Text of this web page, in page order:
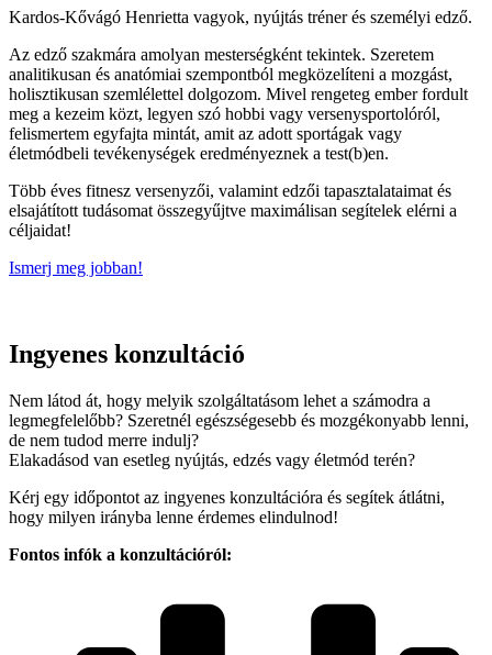
Kardos-Kővágó Henrietta vagyok, nyújtás tréner és személyi edző.
Az edző szakmára amolyan mesterségként tekintek. Szeretem
analitikusan és anatómiai szempontból megközelíteni a mozgást,
holisztikusan szemlélettel dolgozom. Mivel rengeteg ember fordult
meg a kezeim közt, legyen szó hobbi vagy versenysportolóról,
felismertem egyfajta mintát, amit az adott sportágak vagy
életmódbeli tevékenységek eredményeznek a test(b)en.
Több éves fitnesz versenyzői, valamint edzői tapasztalataimat és
elsajátított tudásomat összegyűjtve maximálisan segítelek elérni a
céljaidat!
Ismerj meg jobban!
Ingyenes konzultáció
Nem látod át, hogy melyik szolgáltatásom lehet a számodra a
legmegfelelőbb? Szeretnél egészségesebb és mozgékonyabb lenni,
de nem tudod merre indulj?
Elakadásod van esetleg nyújtás, edzés vagy életmód terén?
Kérj egy időpontot az ingyenes konzultációra és segítek átlátni,
hogy milyen irányba lenne érdemes elindulnod!
Fontos infók a konzultációról: